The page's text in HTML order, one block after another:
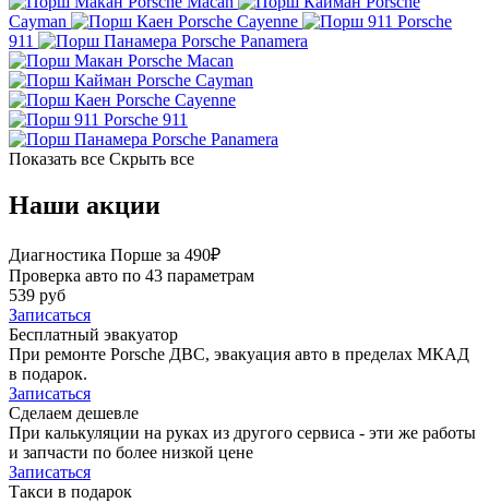
Cayman
Porsche Cayenne
Porsche
911
Porsche Panamera
Porsche Macan
Porsche Cayman
Porsche Cayenne
Porsche 911
Porsche Panamera
Показать все Скрыть все
Наши акции
Диагностика Порше за 490₽
Проверка авто по 43 параметрам
539 руб
Записаться
Бесплатный эвакуатор
При ремонте Porsche ДВС, эвакуация авто в пределах МКАД
в подарок.
Записаться
Сделаем дешевле
При калькуляции на руках из другого сервиса - эти же работы
и запчасти по более низкой цене
Записаться
Такси в подарок